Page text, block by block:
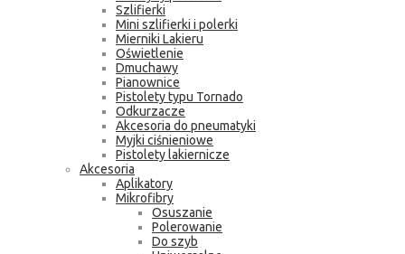
Szlifierki
Mini szlifierki i polerki
Mierniki Lakieru
Oświetlenie
Dmuchawy
Pianownice
Pistolety typu Tornado
Odkurzacze
Akcesoria do pneumatyki
Myjki ciśnieniowe
Pistolety lakiernicze
Akcesoria
Aplikatory
Mikrofibry
Osuszanie
Polerowanie
Do szyb